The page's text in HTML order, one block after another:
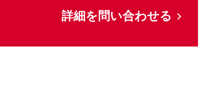
詳細を問い合わせる